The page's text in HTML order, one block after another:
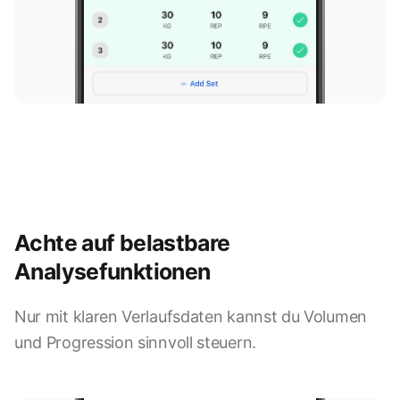
Achte auf belastbare
Analysefunktionen
Nur mit klaren Verlaufsdaten kannst du Volumen
und Progression sinnvoll steuern.
9:41